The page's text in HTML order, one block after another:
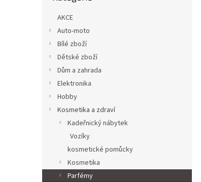
AKCE
Auto-moto
Bílé zboží
Dětské zboží
Dům a zahrada
Elektronika
Hobby
Kosmetika a zdraví
Kadeřnický nábytek
Vozíky
kosmetické pomůcky
Kosmetika
Parfémy